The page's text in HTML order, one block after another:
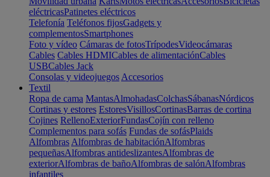
eléctricasPatinetes eléctricos
Telefonía Teléfonos fijosGadgets y
complementosSmartphones
Foto y vídeo Cámaras de fotosTrípodesVideocámaras
Cables Cables HDMICables de alimentaciónCables
USBCables Jack
Consolas y videojuegos Accesorios
Textil
Ropa de cama MantasAlmohadasColchasSábanasNórdicos
Cortinas y estores EstoresVisillosCortinasBarras de cortina
Cojines RellenoExteriorFundasCojín con relleno
Complementos para sofás Fundas de sofásPlaids
Alfombras Alfombras de habitaciónAlfombras
pequeñasAlfombras antideslizantesAlfombras de
exteriorAlfombras de bañoAlfombras de salónAlfombras
infantiles